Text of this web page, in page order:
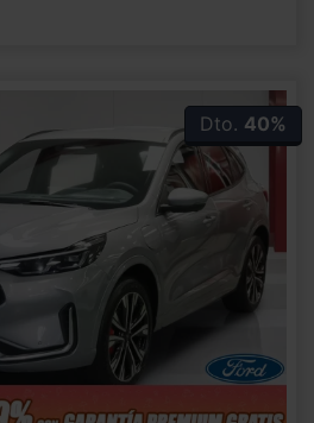
Dto. 40%